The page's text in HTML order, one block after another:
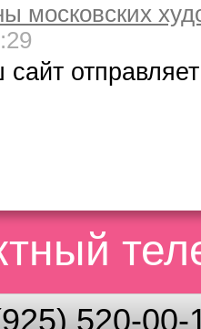
московских
520-00-